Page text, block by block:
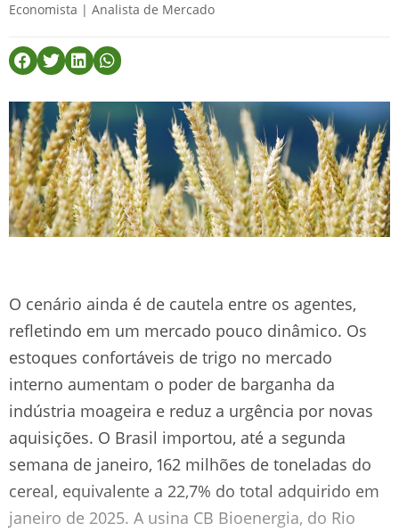
Economista | Analista de Mercado
O cenário ainda é de cautela entre os agentes,
refletindo em um mercado pouco dinâmico. Os
estoques confortáveis de trigo no mercado
interno aumentam o poder de barganha da
indústria moageira e reduz a urgência por novas
aquisições. O Brasil importou, até a segunda
semana de janeiro, 162 milhões de toneladas do
cereal, equivalente a 22,7% do total adquirido em
janeiro de 2025. A usina CB Bioenergia, do Rio